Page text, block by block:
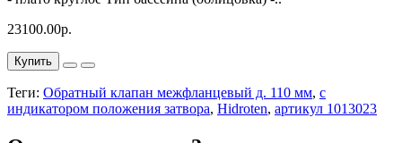
23100.00р.
Купить
Теги: Обратный клапан межфланцевый д. 110 мм, с
индикатором положения затвора, Hidroten, артикул 1013023